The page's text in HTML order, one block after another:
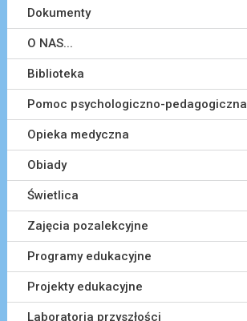
Dokumenty
O NAS...
Biblioteka
Pomoc psychologiczno-pedagogiczna
Opieka medyczna
Obiady
Świetlica
Zajęcia pozalekcyjne
Programy edukacyjne
Projekty edukacyjne
Laboratoria przyszłości